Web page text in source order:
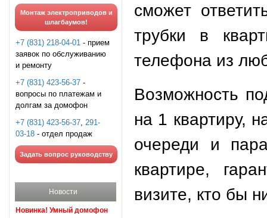
сможет
трубки в
телефона из
Возможность
на 1 квартиру,
очереди и
квартире,
визите, кто бы
Монтаж электроприводов и
шлагбаумов!
+7 (831) 218-04-01 - прием
заявок по обслуживанию
и ремонту
+7 (831) 423-56-37 -
вопросы по платежам и
долгам за домофон
+7 (831) 423-56-37, 291-
03-18 - отдел продаж
Задать вопрос руководству
Новости
Новинка! Умный домофон